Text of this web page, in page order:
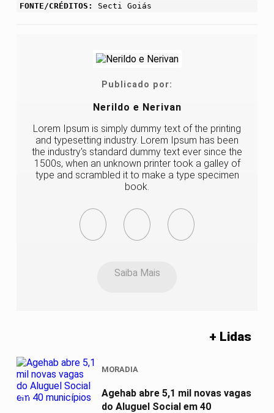
FONTE/CRÉDITOS: Secti Goiás
Publicado por:
Nerildo e Nerivan
Lorem Ipsum is simply dummy text of the printing
and typesetting industry. Lorem Ipsum has been
the industry's standard dummy text ever since the
1500s, when an unknown printer took a galley of
type and scrambled it to make a type specimen
book.
Saiba Mais
+ Lidas
01
MORADIA
Agehab abre 5,1 mil novas vagas
do Aluguel Social em 40